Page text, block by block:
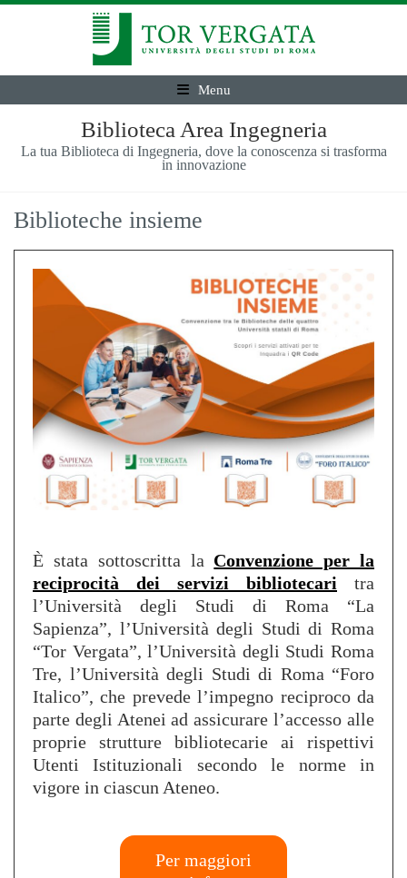
Menu
Biblioteca Area Ingegneria
La tua Biblioteca di Ingegneria, dove la conoscenza si trasforma
in innovazione
Biblioteche insieme
È stata sottoscritta la Convenzione per la
reciprocità dei servizi bibliotecari
tra
l’Università degli Studi di Roma “La
Sapienza”, l’Università degli Studi di Roma
“Tor Vergata”, l’Università degli Studi Roma
Tre, l’Università degli Studi di Roma “Foro
Italico”, che prevede l’impegno reciproco da
parte degli Atenei ad assicurare l’accesso alle
proprie strutture bibliotecarie ai rispettivi
Utenti Istituzionali secondo le norme in
vigore in ciascun Ateneo.
Per maggiori